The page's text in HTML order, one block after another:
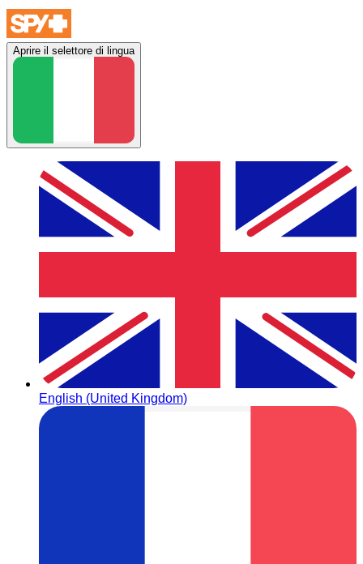
Aprire il selettore di lingua
English (United Kingdom)